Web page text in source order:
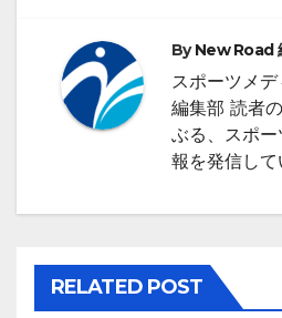
ゲ
ー
シ
ByNew Road
スポーツメ
編集部 読者
ぶる、スポ
報を発信して
RELATED POST